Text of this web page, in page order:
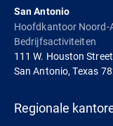
San Antonio
Hoofdkantoor Noord-
Bedrijfsactiviteiten
111 W. Houston
San Antonio, Texas
Regionale